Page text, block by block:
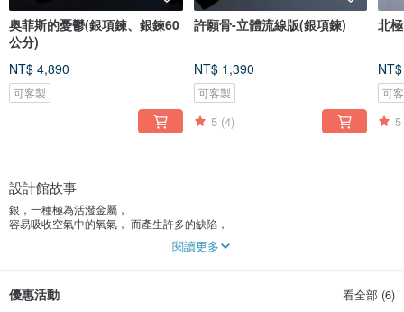
奥菲斯的憂鬱(銀項鍊、銀鍊60
公分)
NT$ 4,890
可客製
許願骨-立體流線版(銀項鍊)
NT$ 1,390
可客製
5 (4)
北
可
5
設計館故事
銀，一種極為活潑金屬，
容易吸收空氣中的氧氣， 而產生許多的缺陷，
但他的魅力就在於 “有缺陷的完美”，閱讀更多
優惠活動 看全部 (6)